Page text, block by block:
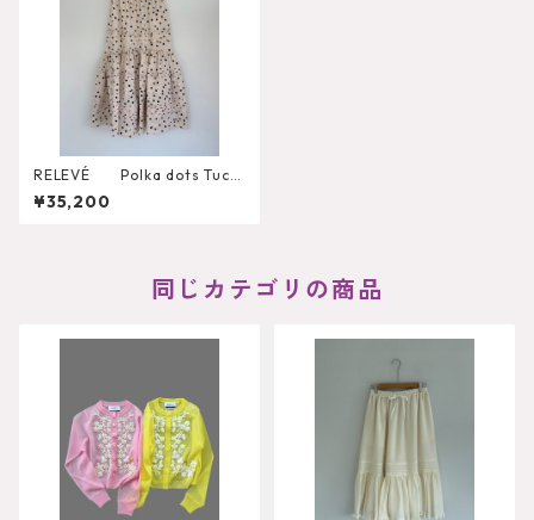
RELEVÉ Polka dots Tuck
Skirt
¥35,200
同じカテゴリの商品